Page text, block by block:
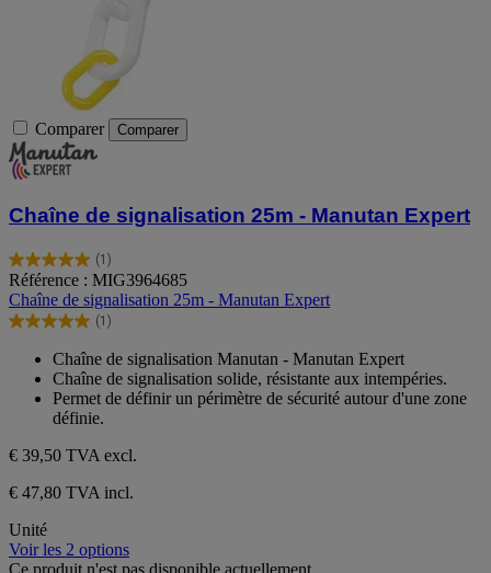
Comparer Comparer
Chaîne de signalisation 25m - Manutan Expert
(1)
5.0
sur
5
étoiles.
avis
Référence : MIG3964685
Chaîne de signalisation 25m - Manutan Expert
(1)
5.0
étoiles.
Chaîne de signalisation Manutan - Manutan Expert
Chaîne de signalisation solide, résistante aux intempéries.
Permet de définir un périmètre de sécurité autour d'une zone
définie.
€ 39,50 TVA excl.
€ 47,80 TVA incl.
Unité
Voir les 2 options